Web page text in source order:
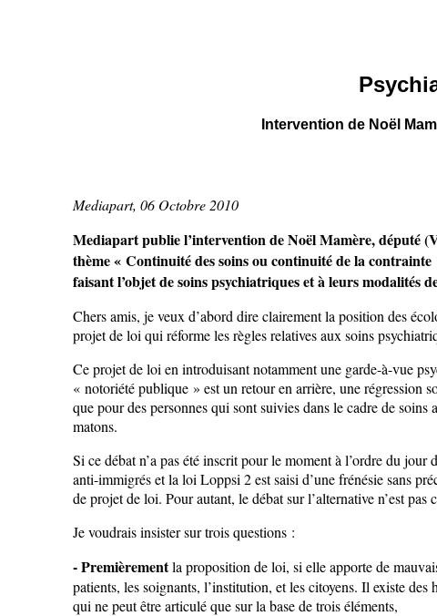
Intervention de Noël
Mediapart, 06 Octobre 2010
Mediapart publie l’intervention de Noël Mamère, député
thème « Continuité des soins ou continuité de la
faisant l’objet de soins psychiatriques et à leurs modalités
Chers amis, je veux d’abord dire clairement la position des
projet de loi qui réforme les règles relatives aux soins
Ce projet de loi en introduisant notamment une garde-à-vue
« notoriété publique » est un retour en arrière, une régression
que pour des personnes qui sont suivies dans le cadre de
matons.
Si ce débat n’a pas été inscrit pour le moment à l’ordre du
anti-immigrés et la loi Loppsi 2 est saisi d’une frénésie sans
de projet de loi. Pour autant, le débat sur l’alternative n’est pas
Je voudrais insister sur trois questions :
- Premièrementla proposition de loi, si elle apporte de
patients, les soignants, l’institution, et les citoyens. Il existe
qui ne peut être articulé que sur la base de trois éléments,